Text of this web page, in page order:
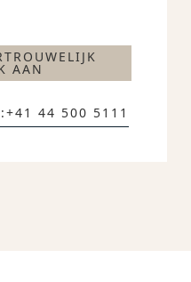
AAN
+41 44 500 5111